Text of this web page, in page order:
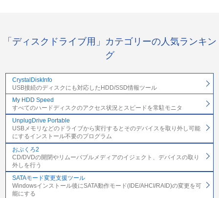
「ディスクドライブ用」カテゴリーの人気ランキン
グ
CrystalDiskInfo
USB接続のディスクにも対応したHDD/SSD情報ツール
My HDD Speed
すべてのハードディスクのアクセス状況とスピードを常駐モニタ
UnplugDrive Portable
USBメモリなどのドライブから実行するとそのデバイスを取り外し可能
にするインストール不要のプログラム
おぷくろ2
CD/DVDの開閉やリムーバブルメディアのイジェクト、デバイスの取り
外しを行う
SATAモード変更支援ツール
Windowsインストール後にSATA動作モード(IDE/AHCI/RAID)の変更を可
能にする